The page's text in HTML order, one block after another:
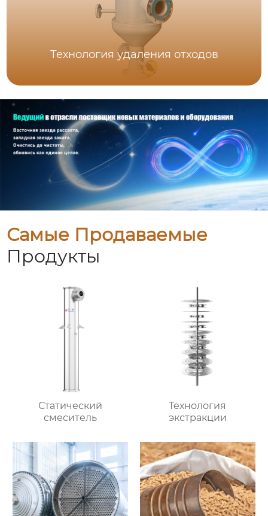
Технология удаления отходов
Самые Продаваемые
Продукты
Статический
смеситель
Технология
экстракции